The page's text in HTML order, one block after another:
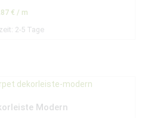
€ / m
2-5 Tage
Modern